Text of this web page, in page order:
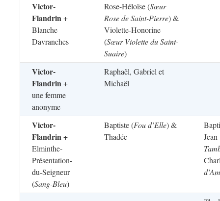
Victor-
Flandrin+
Blanche
Davranches
Rose-Héloïse (Sœur
Rose de Saint-Pierre) &
Violette-Honorine
(Sœur Violette du Saint-
Suaire)
Victor-
Flandrin+
une femme
anonyme
Raphaël, Gabriel et
Michaël
Victor-
Flandrin+
Elminthe-
Présentation-
du-Seigneur
(Sang-Bleu)
Baptiste (Fou d’Elle) &
Thadée